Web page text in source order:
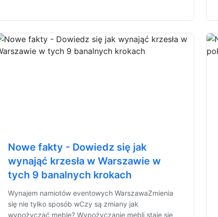
Nowe fakty - Dowiedz się jak
wynająć krzesła w Warszawie w
tych 9 banalnych krokach
Wynajem namiotów eventowych WarszawaZmienia
się nie tylko sposób wCzy są zmiany jak
wypożyczać meble? Wypożyczanie mebli staje się